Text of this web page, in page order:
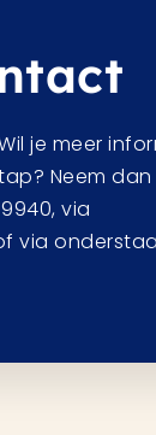
je meer
Neem
9940, via
via